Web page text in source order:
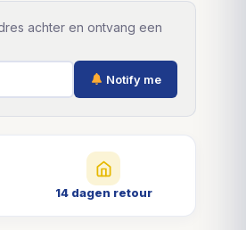
achter en ontvang een
Notify me
14 dagen retour